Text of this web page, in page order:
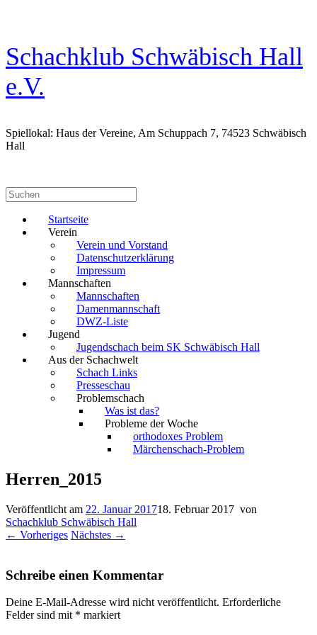
Schachklub Schwäbisch Hall
e.V.
Spiellokal: Haus der Vereine, Am Schuppach 7, 74523 Schwäbisch
Hall
Suchen
nach:
Startseite
Verein
Verein und Vorstand
Datenschutzerklärung
Impressum
Mannschaften
Mannschaften
Damenmannschaft
DWZ-Liste
Jugend
Jugendschach beim SK Schwäbisch Hall
Aus der Schachwelt
Schach Links
Presseschau
Problemschach
Was ist das?
Probleme der Woche
orthodoxes Problem
Märchenschach-Problem
Herren_2015
Veröffentlicht am 22. Januar 201718. Februar 2017 von
Schachklub Schwäbisch Hall
← Vorheriges Nächstes →
Schreibe einen Kommentar
Deine E-Mail-Adresse wird nicht veröffentlicht. Erforderliche
Felder sind mit * markiert